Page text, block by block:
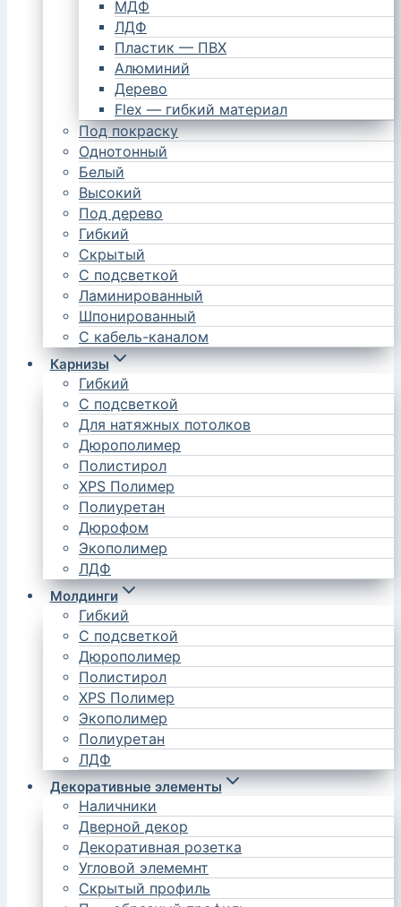
МДФ
ЛДФ
Пластик — ПВХ
Алюминий
Дерево
Flex — гибкий материал
Под покраску
Однотонный
Белый
Высокий
Под дерево
Гибкий
Скрытый
С подсветкой
Ламинированный
Шпонированный
С кабель-каналом
Карнизы
Гибкий
С подсветкой
Для натяжных потолков
Дюрополимер
Полистирол
XPS Полимер
Полиуретан
Дюрофом
Экополимер
ЛДФ
Молдинги
Гибкий
С подсветкой
Дюрополимер
Полистирол
XPS Полимер
Экополимер
Полиуретан
ЛДФ
Декоративные элементы
Наличники
Дверной декор
Декоративная розетка
Угловой элемемнт
Скрытый профиль